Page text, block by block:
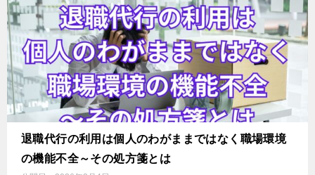
退職代行の利用は個人のわがままではなく職場環境
の機能不全～その処方箋とは